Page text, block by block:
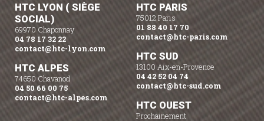
HTC LYON ( SIÈGE
SOCIAL)
69970 Chaponnay
04 78 17 32 22
contact@htc-lyon.com
HTC ALPES
74650 Chavanod
04 50 66 00 75
contact@htc-alpes.com
HTC PARIS
75012 Paris
01 88 40 17 70
contact@htc-paris.com
HTC SUD
13100 Aix-en-Provence
04 42 52 04 74
contact@htc-sud.com
HTC OUEST
Prochainement